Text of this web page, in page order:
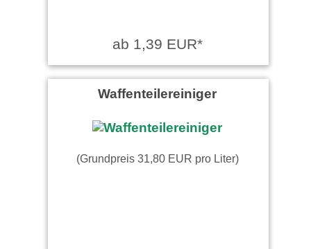
ab 1,39 EUR*
Waffenteilereiniger
(Grundpreis 31,80 EUR pro Liter)